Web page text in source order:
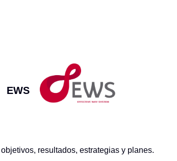
EWS
resultados, estrategias y planes.